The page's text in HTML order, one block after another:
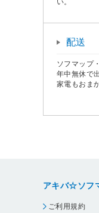
配送
ソフマップ
年中無休で
家電もおま
アキバ☆ソフ
ご利用規約